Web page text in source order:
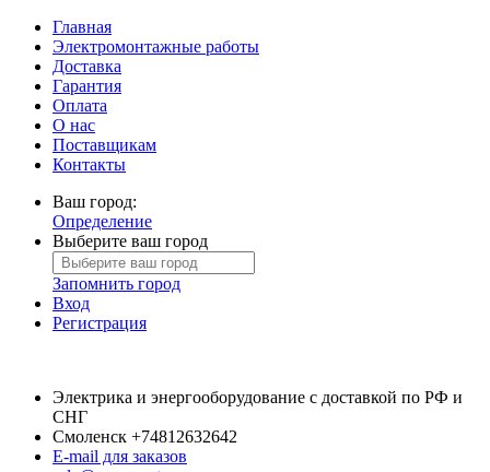
Главная
Электромонтажные работы
Доставка
Гарантия
Оплата
О нас
Поставщикам
Контакты
Ваш город:
Определение
Выберите ваш город
Запомнить город
Вход
Регистрация
Электрика и энергооборудование с доставкой по РФ и
СНГ
Смоленск +74812632642
E-mail для заказов